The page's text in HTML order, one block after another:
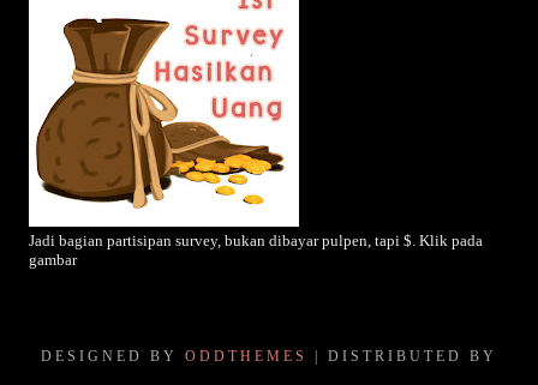
Jadi bagian partisipan survey, bukan dibayar pulpen, tapi $. Klik pada
gambar
DESIGNED BY ODDTHEMES | DISTRIBUTED BY